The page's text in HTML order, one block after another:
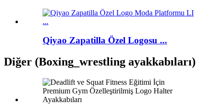
Qiyao Zapatilla Özel Logosu ...
Diğer (Boxing_wrestling ayakkabıları)